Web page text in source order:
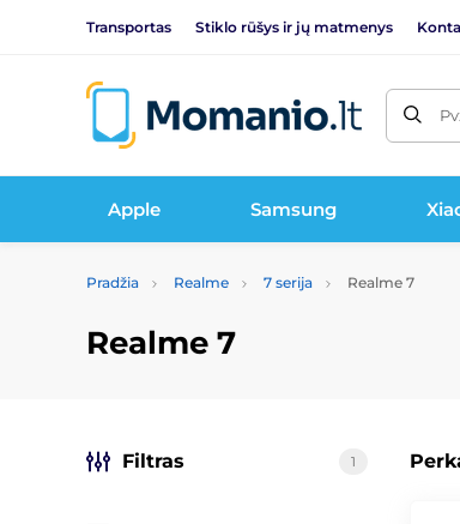
Transportas Stiklo rūšys ir jų matmenys
Apple Samsung
Pradžia Realme 7 serija Realme 7
Realme 7
Filtras 1